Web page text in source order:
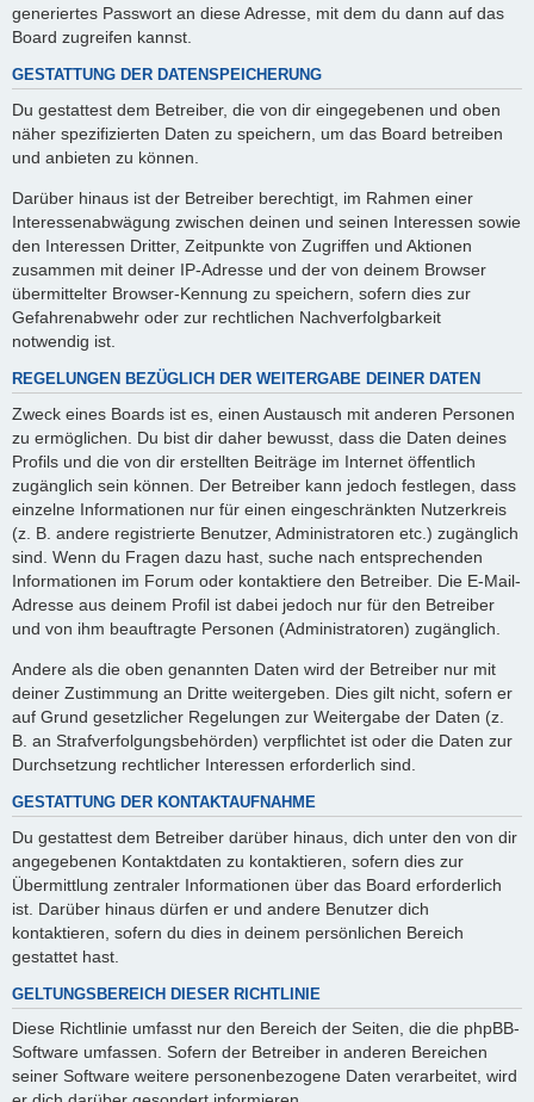
generiertes Passwort an diese Adresse, mit dem du dann auf das
Board zugreifen kannst.
GESTATTUNG DER DATENSPEICHERUNG
Du gestattest dem Betreiber, die von dir eingegebenen und oben
näher spezifizierten Daten zu speichern, um das Board betreiben
und anbieten zu können.
Darüber hinaus ist der Betreiber berechtigt, im Rahmen einer
Interessenabwägung zwischen deinen und seinen Interessen sowie
den Interessen Dritter, Zeitpunkte von Zugriffen und Aktionen
zusammen mit deiner IP-Adresse und der von deinem Browser
übermittelter Browser-Kennung zu speichern, sofern dies zur
Gefahrenabwehr oder zur rechtlichen Nachverfolgbarkeit
notwendig ist.
REGELUNGEN BEZÜGLICH DER WEITERGABE DEINER DATEN
Zweck eines Boards ist es, einen Austausch mit anderen Personen
zu ermöglichen. Du bist dir daher bewusst, dass die Daten deines
Profils und die von dir erstellten Beiträge im Internet öffentlich
zugänglich sein können. Der Betreiber kann jedoch festlegen, dass
einzelne Informationen nur für einen eingeschränkten Nutzerkreis
(z. B. andere registrierte Benutzer, Administratoren etc.) zugänglich
sind. Wenn du Fragen dazu hast, suche nach entsprechenden
Informationen im Forum oder kontaktiere den Betreiber. Die E-Mail-
Adresse aus deinem Profil ist dabei jedoch nur für den Betreiber
und von ihm beauftragte Personen (Administratoren) zugänglich.
Andere als die oben genannten Daten wird der Betreiber nur mit
deiner Zustimmung an Dritte weitergeben. Dies gilt nicht, sofern er
auf Grund gesetzlicher Regelungen zur Weitergabe der Daten (z.
B. an Strafverfolgungsbehörden) verpflichtet ist oder die Daten zur
Durchsetzung rechtlicher Interessen erforderlich sind.
GESTATTUNG DER KONTAKTAUFNAHME
Du gestattest dem Betreiber darüber hinaus, dich unter den von dir
angegebenen Kontaktdaten zu kontaktieren, sofern dies zur
Übermittlung zentraler Informationen über das Board erforderlich
ist. Darüber hinaus dürfen er und andere Benutzer dich
kontaktieren, sofern du dies in deinem persönlichen Bereich
gestattet hast.
GELTUNGSBEREICH DIESER RICHTLINIE
Diese Richtlinie umfasst nur den Bereich der Seiten, die die phpBB-
Software umfassen. Sofern der Betreiber in anderen Bereichen
seiner Software weitere personenbezogene Daten verarbeitet, wird